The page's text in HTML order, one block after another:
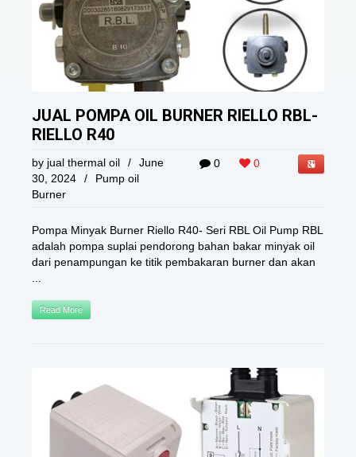
JUAL POMPA OIL BURNER RIELLO RBL-
RIELLO R40
0 0
by jual thermal oil /
June
30, 2024
/
Pump oil
Burner
Pompa Minyak Burner Riello R40- Seri RBL Oil Pump RBL
adalah pompa suplai pendorong bahan bakar minyak oil
dari penampungan ke titik pembakaran burner dan akan
Read More